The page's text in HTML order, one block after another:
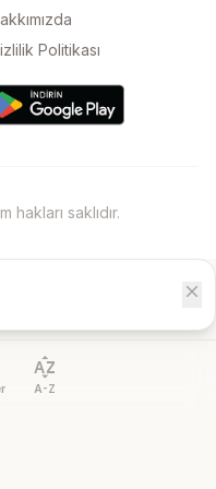
Politikası
saklıdır.
close
sort_by_alpha
A-Z